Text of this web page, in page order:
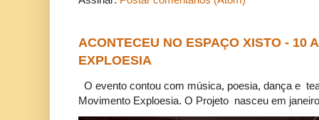
ACONTECEU NO ESPAÇO XISTO - 10
EXPLOESIA
O evento contou com música, poesia, dança e
Movimento Exploesia. O Projeto nasceu em